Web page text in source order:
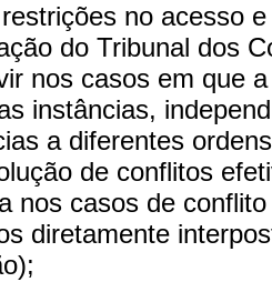
no acesso
do Tribunal dos
nos casos em que
instâncias,
a diferentes
de conflitos
nos casos de
diretamente